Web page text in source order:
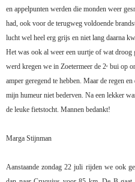
en appelpunten werden die monden weer
had, ook voor de terugweg voldoende
lucht wel heel erg grijs en niet lang daarna
Het was ook al weer een uurtje of wat droog
werd kregen we in Zoetermeer de 2e bui op
amper geregend te hebben. Maar de regen
mijn humeur niet bederven. Na een lekker
de leuke fietstocht. Mannen bedankt!
Marga Stijnman
Aanstaande zondag 22 juli rijden we ook